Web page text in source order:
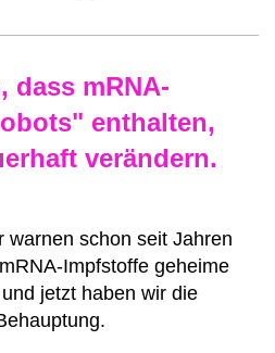
dass mRNA-
enthalten,
verändern.
warnen schon seit Jahren
Impfstoffe geheime
jetzt haben wir die